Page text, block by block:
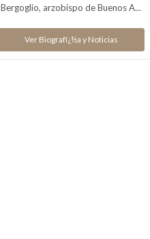
Bergoglio, arzobispo de Buenos A...
Ver Biografï¿½a y Noticias